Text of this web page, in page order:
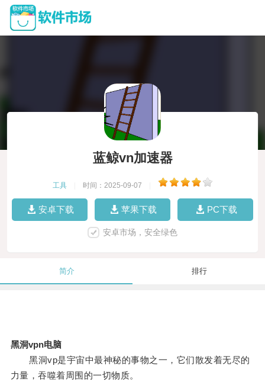
蓝鲸vn加速器
工具 时间：2025-09-07
安卓下载 苹果下载 PC下载
安卓市场，安全绿色
简介 排行
黑洞vpn电脑
黑洞vp是宇宙中最神秘的事物之一，它们散发着无尽的
力量，吞噬着周围的一切物质。